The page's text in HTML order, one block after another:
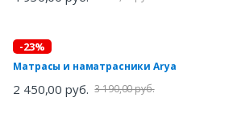
-23%
Матрасы и наматрасники Arya
2 450,00 руб. 3 190,00 руб.